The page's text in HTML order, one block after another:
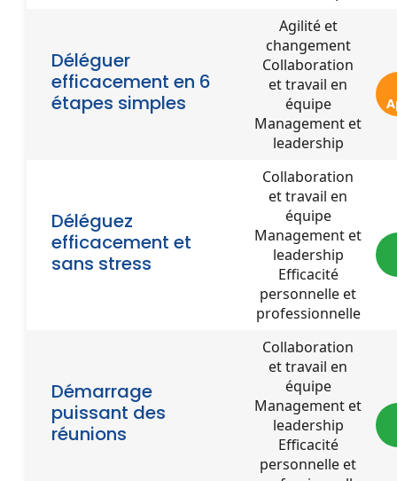
Déléguer
efficacement en 6
étapes simples
Agilité et
changement
Collaboration
et travail en
équipe
Management et
leadership
Déléguez
efficacement et
sans stress
Collaboration
et travail en
équipe
Management et
leadership
Efficacité
personnelle et
professionnelle
Démarrage
puissant des
réunions
Collaboration
et travail en
équipe
Management et
leadership
Efficacité
personnelle et